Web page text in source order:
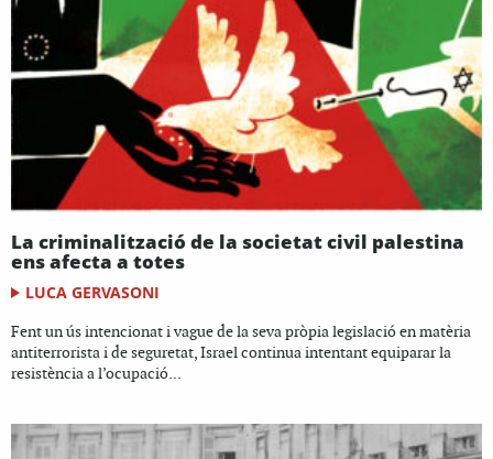
La criminalització de la societat civil palestina
ens afecta a totes
LUCA GERVASONI
Fent un ús intencionat i vague de la seva pròpia legislació en matèria
antiterrorista i de seguretat, Israel continua intentant equiparar la
resistència a l’ocupació...